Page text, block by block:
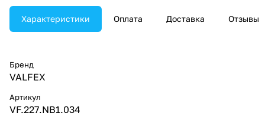
Характеристики Оплата Доставка Отзывы
Бренд
VALFEX
Артикул
VF.227.NB1.034